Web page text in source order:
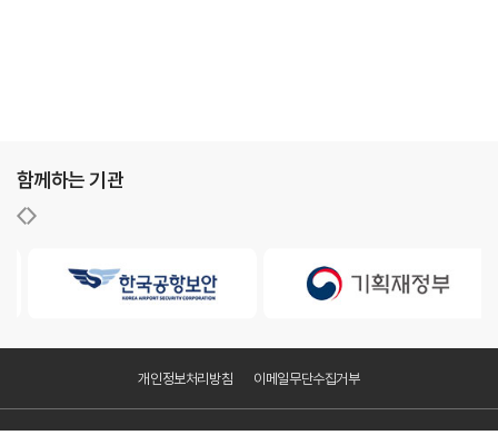
함께하는 기관
개인정보처리방침 이메일무단수집거부